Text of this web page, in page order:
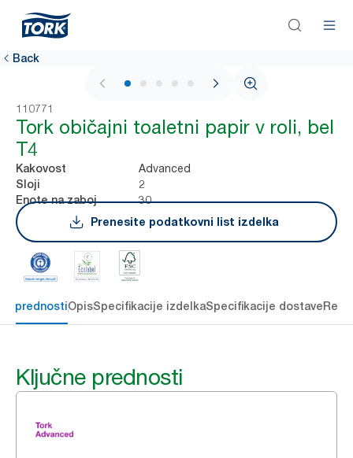
Back
1 / 5
110771
Tork običajni toaletni papir v roli, bel
T4
Kakovost Advanced
Sloji 2
Enote na zaboj
30
Prenesite podatkovni list izdelka
prednostiOpisSpecifikacije izdelkaSpecifikacije dostave
Ključne prednosti